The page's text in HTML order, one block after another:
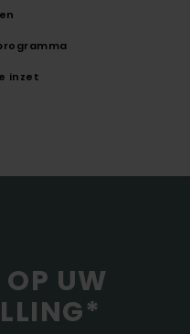
inzet
UW